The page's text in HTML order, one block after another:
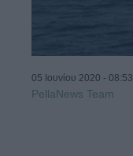
05 Ιουνίου 2020 - 08:53
PellaNews Team